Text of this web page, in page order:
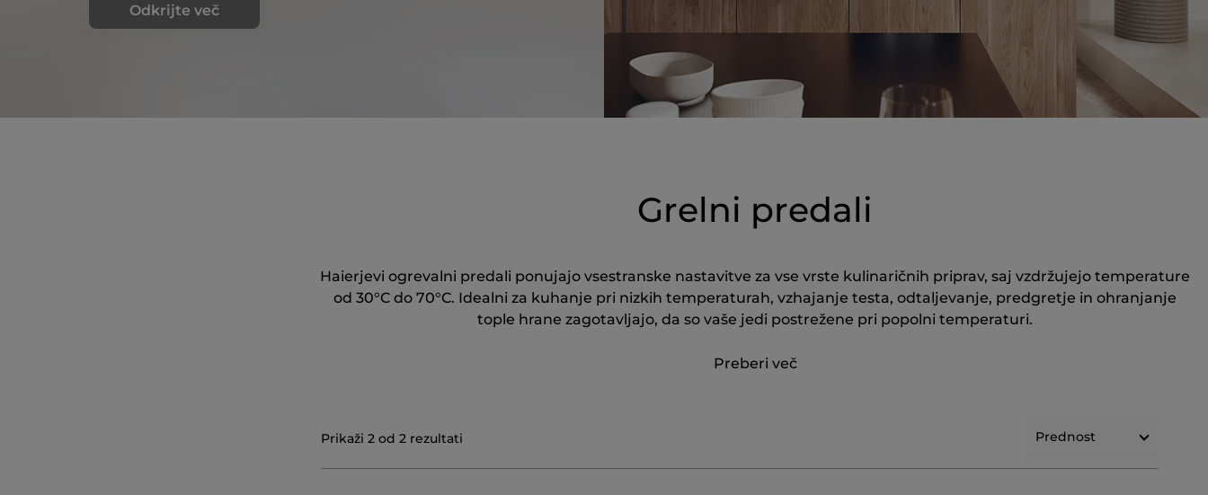
Odkrijte več
Grelni predali
Haierjevi ogrevalni predali ponujajo vsestranske nastavitve za vse vrste kulinaričnih priprav, saj vzdržujejo temperature
od 30°C do 70°C. Idealni za kuhanje pri nizkih temperaturah, vzhajanje testa, odtaljevanje, predgretje in ohranjanje
tople hrane zagotavljajo, da so vaše jedi postrežene pri popolni temperaturi.
Preberi več
Prikaži 2 od 2 rezultati Prednost